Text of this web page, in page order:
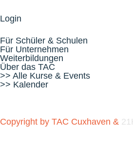
Login
Für Schüler & Schulen
Für Unternehmen
Weiterbildungen
Über das TAC
>> Alle Kurse & Events
>> Kalender
Copyright by TAC Cuxhaven &